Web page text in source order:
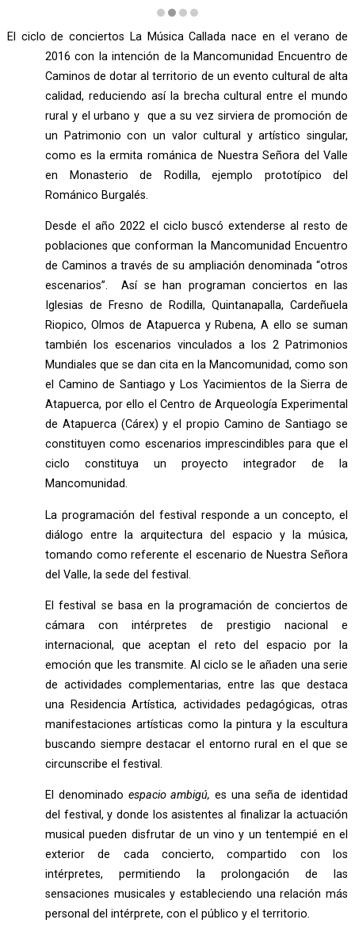
El ciclo de conciertos La Música Callada nace en el verano de
2016 con la intención de la Mancomunidad Encuentro de
Caminos de dotar al territorio de un evento cultural de alta
calidad, reduciendo así la brecha cultural entre el mundo
rural y el urbano y que a su vez sirviera de promoción de
un Patrimonio con un valor cultural y artístico singular,
como es la ermita románica de Nuestra Señora del Valle
en Monasterio de Rodilla, ejemplo prototípico del
Románico Burgalés.
Desde el año 2022 el ciclo buscó extenderse al resto de
poblaciones que conforman la Mancomunidad Encuentro
de Caminos a través de su ampliación denominada “otros
escenarios”. Así se han programan conciertos en las
Iglesias de Fresno de Rodilla, Quintanapalla, Cardeñuela
Riopico, Olmos de Atapuerca y Rubena, A ello se suman
también los escenarios vinculados a los 2 Patrimonios
Mundiales que se dan cita en la Mancomunidad, como son
el Camino de Santiago y Los Yacimientos de la Sierra de
Atapuerca, por ello el Centro de Arqueología Experimental
de Atapuerca (Cárex) y el propio Camino de Santiago se
constituyen como escenarios imprescindibles para que el
ciclo constituya un proyecto integrador de la
Mancomunidad.
La programación del festival responde a un concepto, el
diálogo entre la arquitectura del espacio y la música,
tomando como referente el escenario de Nuestra Señora
del Valle, la sede del festival.
El festival se basa en la programación de conciertos de
cámara con intérpretes de prestigio nacional e
internacional, que aceptan el reto del espacio por la
emoción que les transmite. Al ciclo se le añaden una serie
de actividades complementarias, entre las que destaca
una Residencia Artística, actividades pedagógicas, otras
manifestaciones artísticas como la pintura y la escultura
buscando siempre destacar el entorno rural en el que se
circunscribe el festival.
El denominado espacio ambigú, es una seña de identidad
del festival, y donde los asistentes al finalizar la actuación
musical pueden disfrutar de un vino y un tentempié en el
exterior de cada concierto, compartido con los
intérpretes, permitiendo la prolongación de las
sensaciones musicales y estableciendo una relación más
personal del intérprete, con el público y el territorio.